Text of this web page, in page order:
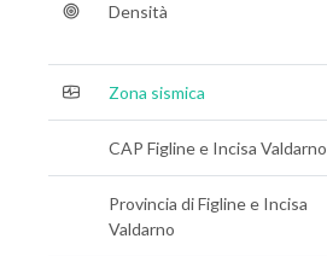
Densità
Zona sismica
CAP Figline e Incisa Valdarno
Provincia di Figline e Incisa
Valdarno